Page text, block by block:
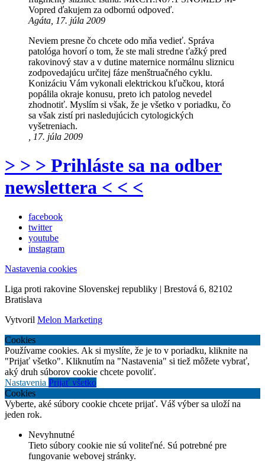
Vopred ďakujem za odbornú odpoveď.
Agáta, 17. júla 2009
Neviem presne čo chcete odo mňa vedieť. Správa
patológa hovorí o tom, že ste mali stredne ťažký pred
rakovinový stav a v dutine maternice normálnu sliznicu
zodpovedajúcu určitej fáze menštruačného cyklu.
Konizáciu Vám vykonali elektrickou kľučkou, ktorá
popálila okraje konusu, preto ich patolog nevedel
zhodnotiť. Myslím si však, že je všetko v poriadku, čo
sa však zistí pri nasledujúcich cytologických
vyšetreniach.
, 17. júla 2009
> > > Prihláste sa na odber
newslettera < < <
facebook
twitter
youtube
instagram
Nastavenia cookies
Liga proti rakovine Slovenskej republiky | Brestová 6, 82102
Bratislava
Vytvoril Melon Marketing
Cookies
Používame cookies. Ak si myslíte, že je to v poriadku, kliknite na
"Prijať všetko". Kliknutím na "Nastavenia" si tiež môžete vybrať,
aký druh súborov cookie chcete povoliť.
Nastavenia Prijať všetko
Cookies
Vyberte, aké súbory cookie chcete prijať. Váš výber sa uloží na
jeden rok.
Nevyhnutné
Tieto súbory cookie nie sú voliteľné. Sú potrebné pre
fungovanie webovej stránky.